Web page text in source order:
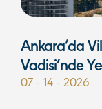
Ankara’da
Vadisi’nde
07 - 14 - 2026